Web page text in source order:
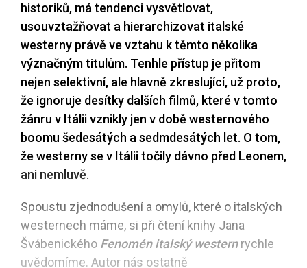
historiků, má tendenci vysvětlovat,
usouvztažňovat a hierarchizovat italské
westerny právě ve vztahu k těmto několika
význačným titulům. Tenhle přístup je přitom
nejen selektivní, ale hlavně zkreslující, už proto,
že ignoruje desítky dalších filmů, které v tomto
žánru v Itálii vznikly jen v době westernového
boomu šedesátých a sedmdesátých let. O tom,
že westerny se v Itálii točily dávno před Leonem,
ani nemluvě.
Spoustu zjednodušení a omylů, které o italských
westernech máme, si při čtení knihy Jana
Švábenického Fenomén italský western rychle
uvědomíme. Autor nás ostatně